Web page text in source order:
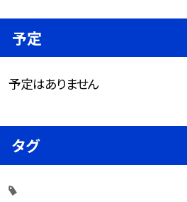
予定
予定はありません
タグ